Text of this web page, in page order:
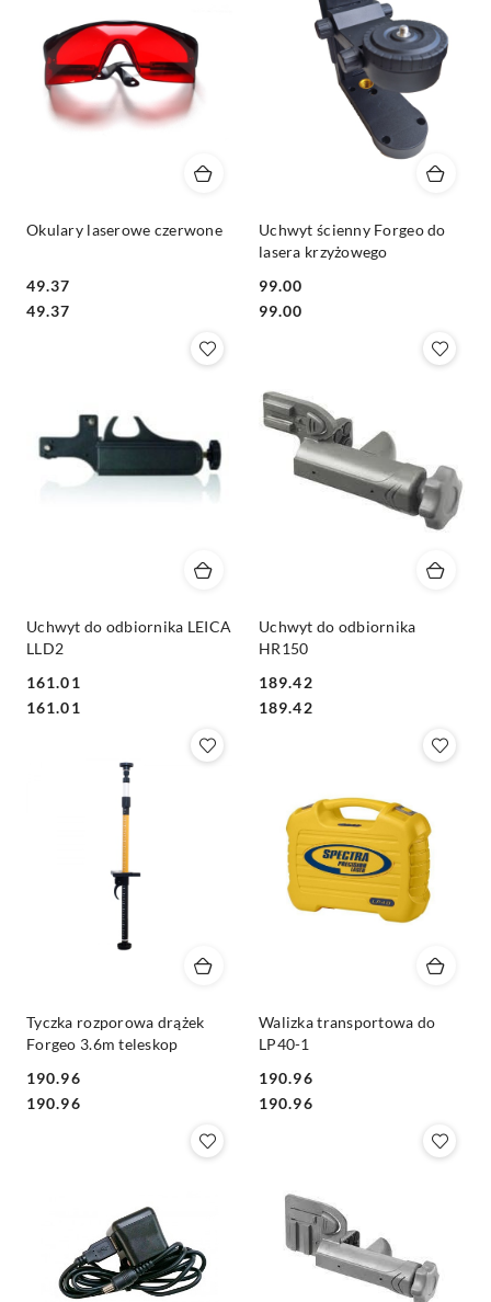
Okulary laserowe czerwone
Cena:
49.37
Cena:
49.37
Uchwyt ścienny Forgeo do
lasera krzyżowego
Cena:
99.00
Cena:
99.00
Uchwyt do odbiornika LEICA
LLD2
Cena:
161.01
Cena:
161.01
Uchwyt do odbiornika
HR150
Cena:
189.42
Cena:
189.42
Tyczka rozporowa drążek
Forgeo 3.6m teleskop
Cena:
190.96
Cena:
190.96
Walizka transportowa do
LP40-1
Cena:
190.96
Cena:
190.96